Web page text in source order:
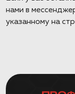
нами в
указанному на